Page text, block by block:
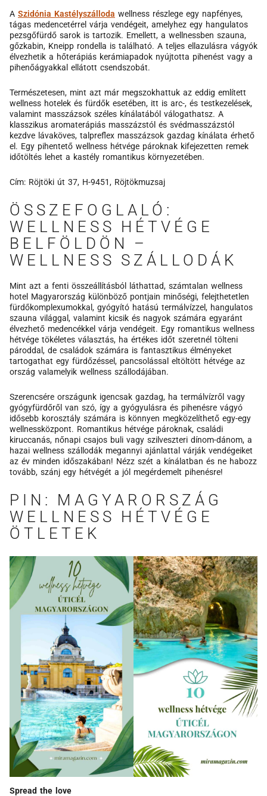
A Szidónia Kastélyszálloda wellness részlege egy napfényes,
tágas medencetérrel várja vendégeit, amelyhez egy hangulatos
pezsgőfürdő sarok is tartozik. Emellett, a wellnessben szauna,
gőzkabin, Kneipp rondella is található. A teljes ellazulásra vágyók
élvezhetik a hőterápiás kerámiapadok nyújtotta pihenést vagy a
pihenőágyakkal ellátott csendszobát.
Természetesen, mint azt már megszokhattuk az eddig említett
wellness hotelek és fürdők esetében, itt is arc-, és testkezelések,
valamint masszázsok széles kínálatából válogathatsz. A
klasszikus aromaterápiás masszázstól és svédmasszázstól
kezdve lávaköves, talpreflex masszázsok gazdag kínálata érhető
el. Egy pihentető wellness hétvége pároknak kifejezetten remek
időtöltés lehet a kastély romantikus környezetében.
Cím: Röjtöki út 37, H-9451, Röjtökmuzsaj
ÖSSZEFOGLALÓ:
WELLNESS HÉTVÉGE
BELFÖLDÖN –
WELLNESS SZÁLLODÁK
Mint azt a fenti összeállításból láthattad, számtalan wellness
hotel Magyarország különböző pontjain minőségi, felejthetetlen
fürdőkomplexumokkal, gyógyító hatású termálvízzel, hangulatos
szauna világgal, valamint kicsik és nagyok számára egyaránt
élvezhető medencékkel várja vendégeit. Egy romantikus wellness
hétvége tökéletes választás, ha értékes időt szeretnél tölteni
pároddal, de családok számára is fantasztikus élményeket
tartogathat egy fürdőzéssel, pancsolással eltöltött hétvége az
ország valamelyik wellness szállodájában.
Szerencsére országunk igencsak gazdag, ha termálvízről vagy
gyógyfürdőről van szó, így a gyógyulásra és pihenésre vágyó
idősebb korosztály számára is könnyen megközelíthető egy-egy
wellnessközpont. Romantikus hétvége pároknak, családi
kiruccanás, nőnapi csajos buli vagy szilveszteri dínom-dánom, a
hazai wellness szállodák megannyi ajánlattal várják vendégeiket
az év minden időszakában! Nézz szét a kínálatban és ne habozz
tovább, szánj egy hétvégét a jól megérdemelt pihenésre!
PIN: MAGYARORSZÁG
WELLNESS HÉTVÉGE
ÖTLETEK
Spread the love